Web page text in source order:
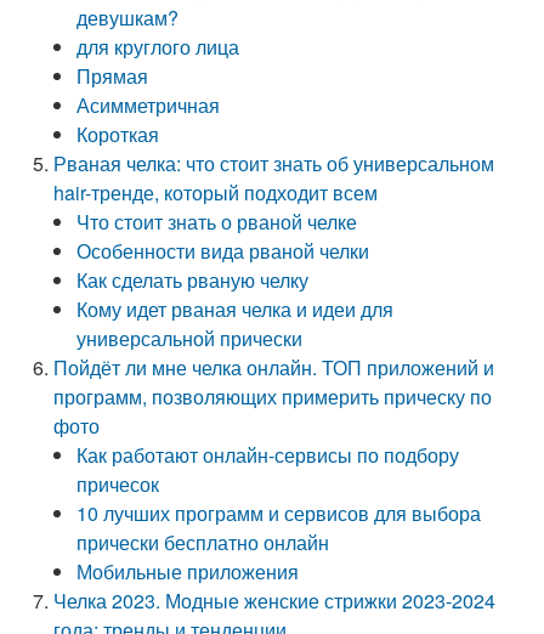
девушкам?
для круглого лица
Прямая
Асимметричная
Короткая
Рваная челка: что стоит знать об универсальном
hair-тренде, который подходит всем
Что стоит знать о рваной челке
Особенности вида рваной челки
Как сделать рваную челку
Кому идет рваная челка и идеи для
универсальной прически
Пойдёт ли мне челка онлайн. ТОП приложений и
программ, позволяющих примерить прическу по
фото
Как работают онлайн-сервисы по подбору
причесок
10 лучших программ и сервисов для выбора
прически бесплатно онлайн
Мобильные приложения
Челка 2023. Модные женские стрижки 2023-2024